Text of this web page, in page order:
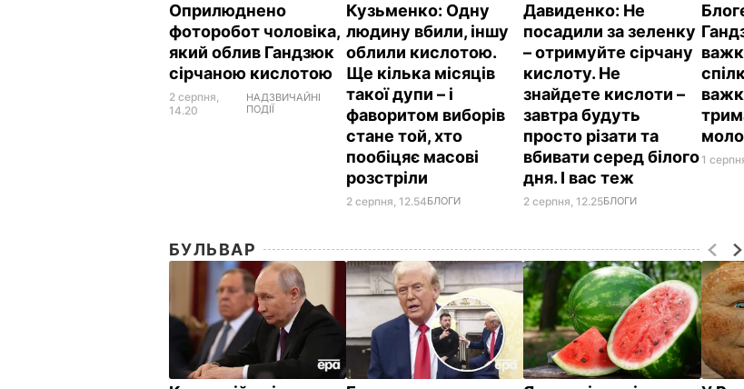
Оприлюднено
фоторобот чоловіка,
який облив Гандзюк
сірчаною кислотою
2 серпня,
14.20
НАДЗВИЧАЙНІ
ПОДІЇ
Кузьменко: Одну
людину вбили, іншу
облили кислотою.
Ще кілька місяців
такої дупи – і
фаворитом виборів
стане той, хто
пообіцяє масові
розстріли
2 серпня, 12.54БЛОГИ
Давиденко: Не
посадили за зеленку
– отримуйте сірчану
кислоту. Не
знайдете кислоти –
завтра будуть
просто різати та
вбивати серед білого
дня. І вас теж
2 серпня, 12.25БЛОГИ
1
БУЛЬВАР